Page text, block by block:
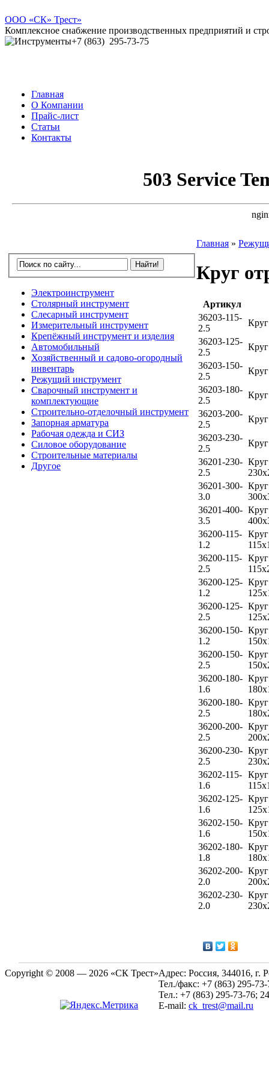
ООО «СК» Трест»
Комплексное снабжение производственных предприятий и
+7 (863) 295-73-75
Главная
О Компании
Прайс-лист
Статьи
Контакты
Электроинструмент
Столярный инструмент
Слесарный инструмент
Измерительный инструмент
Крепёжный инструмент и изделия
Автомобильный
Хозяйственный и садово-огородный
инвентарь
Режущий инструмент
Сварочный инструмент и
комплектующие
Строительно-отделочный инструмент
Запорная арматура
Рабочая одежда и СИЗ
Силовое оборудование
Строительные материалы
Другое
Главная »
Круг
Артикул
36203-115-
2.5
36203-125-
2.5
36203-150-
2.5
36203-180-
2.5
36203-200-
2.5
36203-230-
2.5
36201-230-
2.5
36201-300-
3.0
36201-400-
3.5
36200-115-
1.2
36200-115-
2.5
36200-125-
1.2
36200-125-
2.5
36200-150-
1.2
36200-150-
2.5
36200-180-
1.6
36200-180-
2.5
36200-200-
2.5
36200-230-
2.5
36202-115-
1.6
36202-125-
1.6
36202-150-
1.6
36202-180-
1.8
36202-200-
2.0
36202-230-
2.0
Copyright © 2008 — 2026 «СК Трест»Адрес: Россия, 344016, г.
Тел./факс: +7 (863) 295-73-
Тел.: +7 (863) 295-73-76;
E-mail: ck_trest@mail.ru